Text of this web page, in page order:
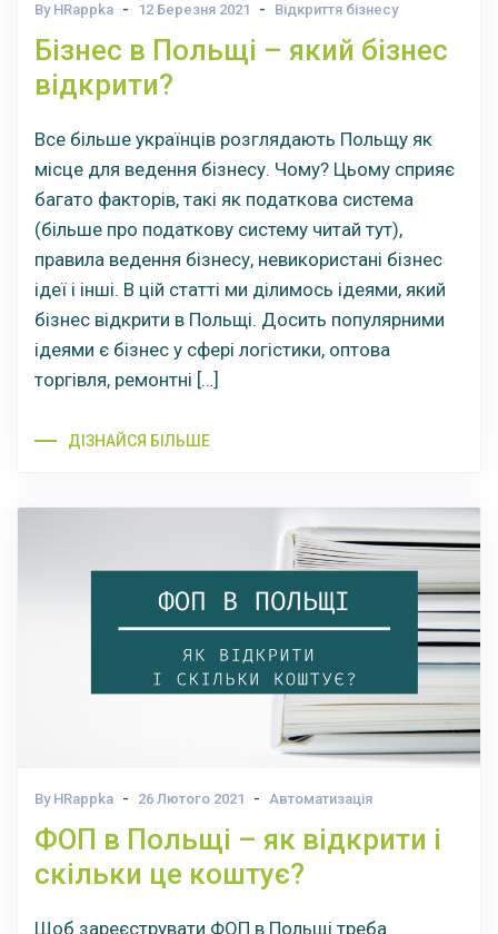
By HRappka 12 Березня 2021 Відкриття бізнесу
Бізнес в Польщі – який бізнес
відкрити?
Все більше українців розглядають Польщу як
місце для ведення бізнесу. Чому? Цьому сприяє
багато факторів, такі як податкова система
(більше про податкову систему читай тут),
правила ведення бізнесу, невикористані бізнес
ідеї і інші. В цій статті ми ділимось ідеями, який
бізнес відкрити в Польщі. Досить популярними
ідеями є бізнес у сфері логістики, оптова
торгівля, ремонтні […]
ДІЗНАЙСЯ БІЛЬШЕ
By HRappka 26 Лютого 2021 Автоматизація
ФОП в Польщі – як відкрити і
скільки це коштує?
Щоб зареєструвати ФОП в Польщі треба